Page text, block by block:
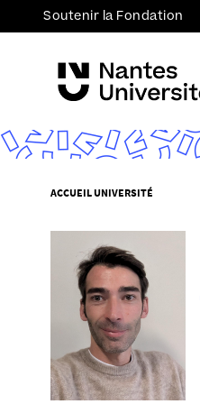
Soutenir la Fondation
V
u
i
c
ACCUEIL UNIVERSITÉ